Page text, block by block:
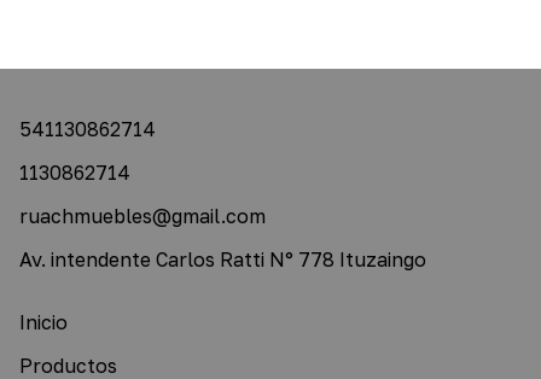
541130862714
1130862714
ruachmuebles@gmail.com
Av. intendente Carlos Ratti N° 778 Ituzaingo
Inicio
Productos